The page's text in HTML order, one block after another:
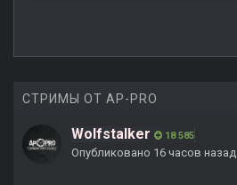
СТРИМЫ ОТ AP-PRO
Wolfstalker 18 585
Опубликовано 16 часов назад